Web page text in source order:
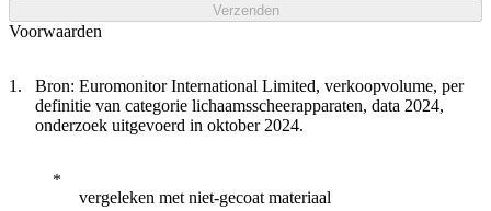
Verzenden
Voorwaarden
Bron: Euromonitor International Limited, verkoopvolume, per
definitie van categorie lichaamsscheerapparaten, data 2024,
onderzoek uitgevoerd in oktober 2024.
vergeleken met niet-gecoat materiaal